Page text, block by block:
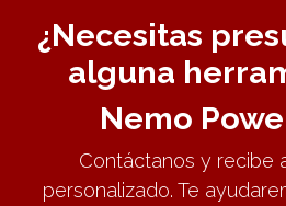
¿Necesitas
alguna
Nemo
Contáctanos y recibe
personalizado. Te